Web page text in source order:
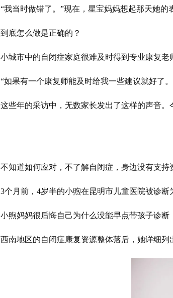
“我当时做错了。”现在，星宝妈妈想起那天她
到底怎么做是正确的？
小城市中的自闭症家庭很难及时得到专业康复
“如果有一个康复师能及时给我一些建议就好了
这些年的采访中，无数家长发出了这样的声音。
不知道如何应对，不了解自闭症，身边没有支
3个月前，4岁半的小煦在昆明市儿童医院被诊
小煦妈妈很后悔自己为什么没能早点带孩子诊断
西南地区的自闭症康复资源整体落后，她详细